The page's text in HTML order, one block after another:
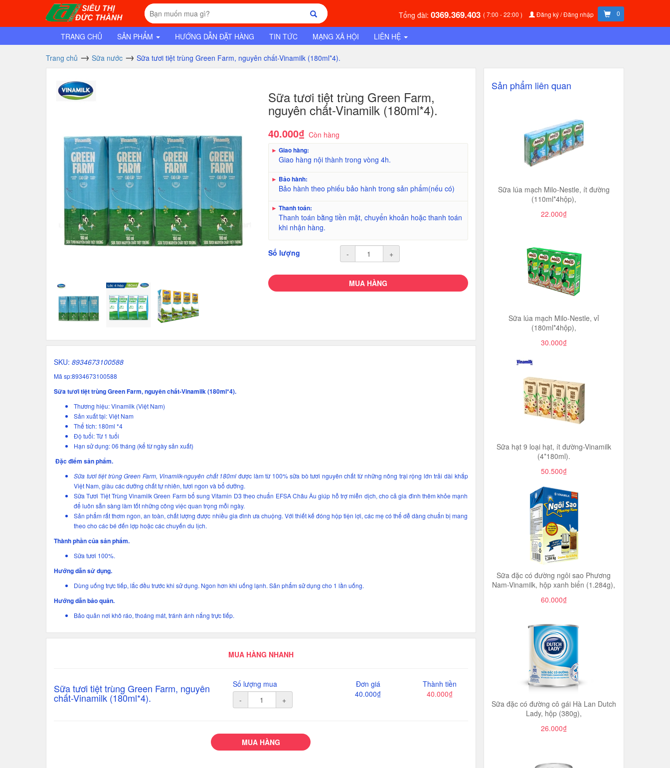
Tổng đài: 0369.369.403 ( 7:00 - 22:00 ) Đăng ký / Đăng nhập 0
TRANG CHỦ SẢN PHẨM HƯỚNG DẪN ĐẶT HÀNG TIN TỨC MẠNG XÃ HỘI LIÊN HỆ
Trang chủ Sữa nước Sữa tươi tiệt trùng Green Farm, nguyên chất-Vinamilk (180ml*4).
Sữa tươi tiệt trùng Green Farm,
nguyên chất-Vinamilk (180ml*4).
40.000₫ Còn hàng
► Giao hàng:
Giao hàng nội thành trong vòng 4h.
► Bảo hành:
Bảo hành theo phiếu bảo hành trong sản phẩm(nếu có)
► Thanh toán:
Thanh toán bằng tiền mặt, chuyển khoản hoặc thanh toán
khi nhận hàng.
Số lượng - +
MUA HÀNG
SKU: 8934673100588
Mã sp:8934673100588
Sữa tươi tiệt trùng Green Farm, nguyên chất-Vinamilk (180ml*4).
Thương hiệu: Vinamilk (Việt Nam)
Sản xuất tại: Việt Nam
Thể tích: 180ml *4
Độ tuổi: Từ 1 tuổi
Hạn sử dụng: 06 tháng (kể từ ngày sản xuất)
Đặc điểm sản phẩm.
Sữa tươi tiệt trùng Green Farm, Vinamilk-nguyên chất 180ml được làm từ 100% sữa bò tươi nguyên chất từ những nông trại rộng lớn trải dài khắp
Việt Nam, giàu các dưỡng chất tự nhiên, tươi ngon và bổ dưỡng.
Sữa Tươi Tiệt Trùng Vinamilk Green Farm bổ sung Vitamin D3 theo chuẩn EFSA Châu Âu giúp hỗ trợ miễn dịch, cho cả gia đình thêm khỏe mạnh
để luôn sẵn sàng làm tốt những công việc quan trọng mỗi ngày.
Sản phẩm rất thơm ngon, an toàn, chất lượng được nhiều gia đình ưa chuộng. Với thiết kế đóng hộp tiện lợi, các mẹ có thể dễ dàng chuẩn bị mang
theo cho các bé đến lợp hoặc các chuyến du lịch.
Thành phần của sản phẩm.
Sữa tươi 100%.
Hướng dẫn sử dụng.
Dùng uống trực tiếp, lắc đều trước khi sử dụng. Ngon hơn khi uống lạnh. Sản phẩm sử dụng cho 1 lần uống.
Hướng dẫn bảo quản.
Bảo quản nơi khô ráo, thoáng mát, tránh ánh nắng trực tiếp.
MUA HÀNG NHANH
Sữa tươi tiệt trùng Green Farm, nguyên
chất-Vinamilk (180ml*4).
Số lượng mua
-
+
Đơn giá
40.000₫
Thành tiền
40.000₫
MUA HÀNG
Sản phẩm liên quan
Sữa lúa mạch Milo-Nestle, ít đường
(110ml*4hộp),
22.000₫
Sữa lúa mạch Milo-Nestle, vỉ
(180ml*4hộp),
30.000₫
Sữa hạt 9 loại hạt, ít đường-Vinamilk
(4*180ml).
50.500₫
Sữa đặc có đường ngôi sao Phương
Nam-Vinamilk, hộp xanh biển (1.284g),
60.000₫
Sữa đặc có đường cô gái Hà Lan Dutch
Lady, hộp (380g),
26.000₫